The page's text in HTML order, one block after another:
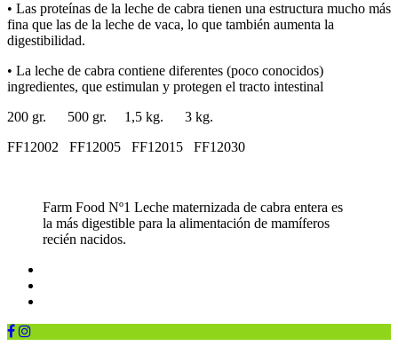
• Las proteínas de la leche de cabra tienen una estructura mucho más
fina que las de la leche de vaca, lo que también aumenta la
digestibilidad.
• La leche de cabra contiene diferentes (poco conocidos)
ingredientes, que estimulan y protegen el tracto intestinal
200 gr. 500 gr. 1,5 kg. 3 kg.
FF12002 FF12005 FF12015 FF12030
Farm Food Nº1 Leche maternizada de cabra entera es
la más digestible para la alimentación de mamíferos
recién nacidos.